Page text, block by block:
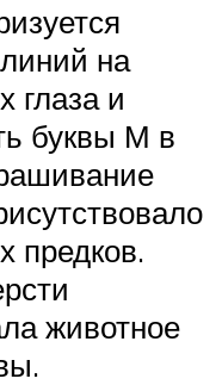
на
глаза и
буквы М в
предков.
животное